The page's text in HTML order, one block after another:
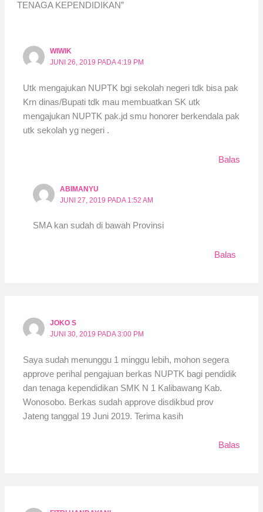
TENAGA KEPENDIDIKAN”
WIWIK
JUNI 26, 2019 PADA 4:19 PM
Utk mengajukan NUPTK bgi sekolah negeri tdk bisa pak
Krn dinas/Bupati tdk mau membuatkan SK utk
mengajukan NUPTK pak.jd smu honorer berkendala pak
utk sekolah yg negeri .
Balas
ABIMANYU
JUNI 27, 2019 PADA 1:52 AM
SMA kan sudah di bawah Provinsi
Balas
JOKO S
JUNI 30, 2019 PADA 3:00 PM
Saya sudah menunggu 1 minggu lebih, mohon segera
approve perihal pengajuan berkas NUPTK bagi pendidik
dan tenaga kependidikan SMK N 1 Kalibawang Kab.
Wonosobo. Berkas sudah approve disdikbud prov
Jateng tanggal 19 Juni 2019. Terima kasih
Balas